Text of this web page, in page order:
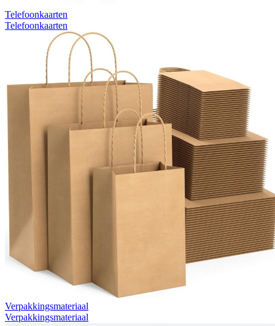
Telefoonkaarten
Telefoonkaarten
Verpakkingsmateriaal
Verpakkingsmateriaal